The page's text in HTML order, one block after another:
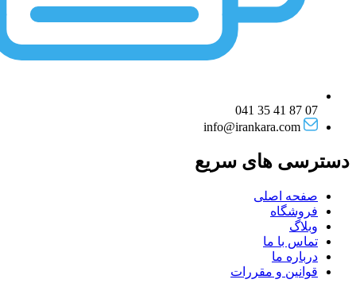
07 87 41 35 041
info@irankara.com
دسترسی های سریع
صفحه اصلی
فروشگاه
وبلاگ
تماس با ما
درباره ما
قوانین و مقررات